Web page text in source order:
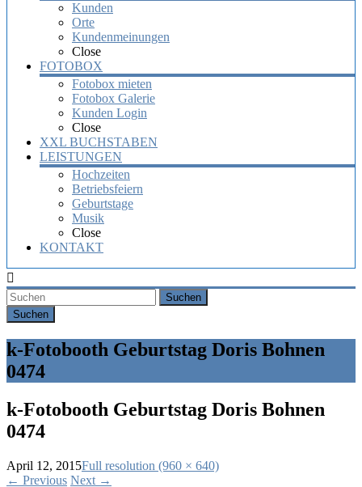
Kunden
Orte
Kundenmeinungen
Close
FOTOBOX
Fotobox mieten
Fotobox Galerie
Kunden Login
Close
XXL BUCHSTABEN
LEISTUNGEN
Hochzeiten
Betriebsfeiern
Geburtstage
Musik
Close
KONTAKT
Suchen
k-Fotobooth Geburtstag Doris Bohnen
0474
k-Fotobooth Geburtstag Doris Bohnen
0474
April 12, 2015Full resolution (960 × 640)
← Previous Next →